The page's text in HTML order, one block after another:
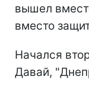
вышел
вместо
Начался
Давай,